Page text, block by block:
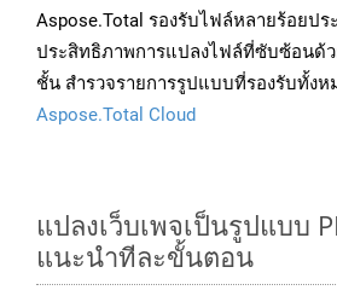
Aspose.Total รองรับไฟล์หลายร้อยปร
ประสิทธิภาพการแปลงไฟล์ที่ซับซ้อนด้
ชั้น สำรวจรายการรูปแบบที่รองรับทั้ง
Aspose.Total Cloud
แปลงเว็บเพจเป็นรูปแบบ
แนะนำทีละขั้นตอน